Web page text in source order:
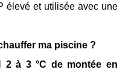
élevé et utilisée avec une
ma piscine ?
2 à 3 °C de montée en